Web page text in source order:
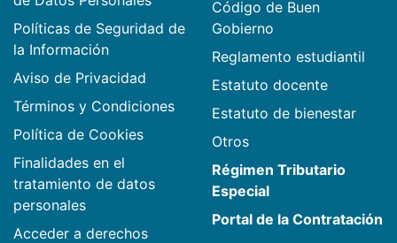
Políticas de Seguridad de
la Información
Aviso de Privacidad
Términos y Condiciones
Política de Cookies
Finalidades en el
tratamiento de datos
personales
Acceder a derechos
Código de Buen
Gobierno
Reglamento estudiantil
Estatuto docente
Estatuto de bienestar
Otros
Régimen Tributario
Especial
Portal de la Contratación